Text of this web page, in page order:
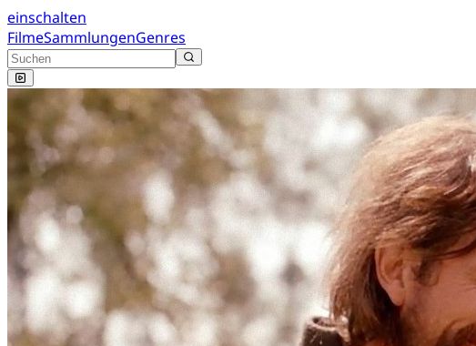
einschalten
FilmeSammlungenGenres